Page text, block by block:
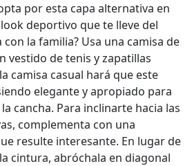
por esta capa alternativa en
deportivo que te lleve del
la familia? Usa una camisa de
vestido de tenis y zapatillas
camisa casual hará que este
elegante y apropiado para
cancha. Para inclinarte hacia las
complementa con una
resulte interesante. En lugar de
cintura, abróchala en diagonal